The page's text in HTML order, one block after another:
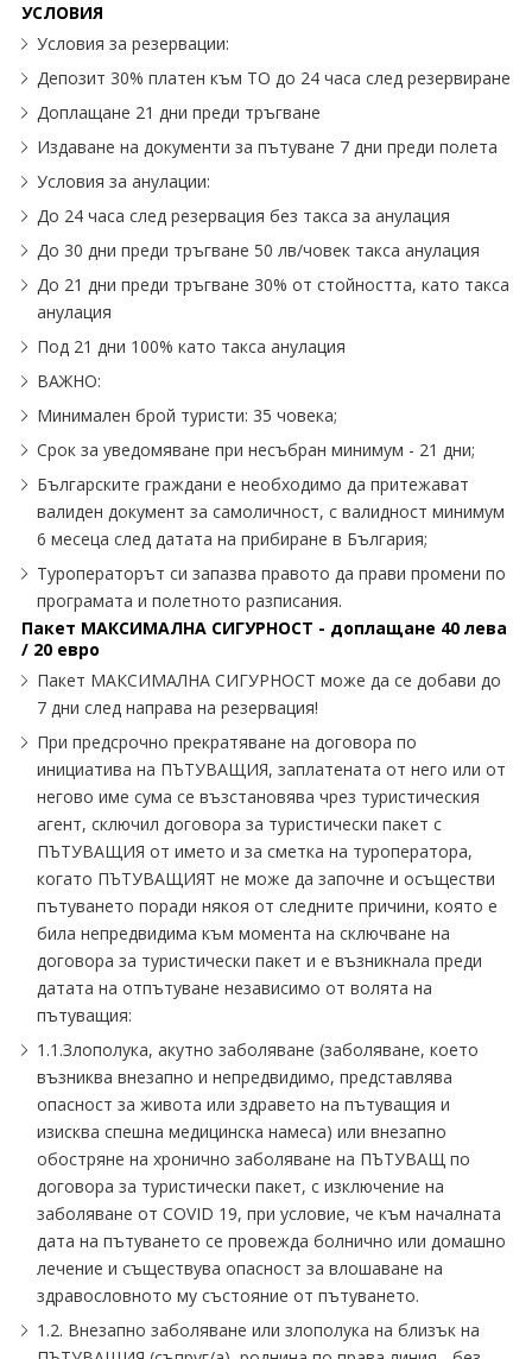
УСЛОВИЯ
Условия за резервации:
Депозит 30% платен към ТО до 24 часа след резервиране
Доплащане 21 дни преди тръгване
Издаване на документи за пътуване 7 дни преди полета
Условия за анулации:
До 24 часа след резервация без такса за анулация
До 30 дни преди тръгване 50 лв/човек такса анулация
До 21 дни преди тръгване 30% от стойността, като такса
анулация
Под 21 дни 100% като такса анулация
ВАЖНО:
Минимален брой туристи: 35 човека;
Срок за уведомяване при несъбран минимум - 21 дни;
Българските граждани е необходимо да притежават
валиден документ за самоличност, с валидност минимум
6 месеца след датата на прибиране в България;
Туроператорът си запазва правото да прави промени по
програмата и полетното разписания.
Пакет МАКСИМАЛНА СИГУРНОСТ - доплащане 40 лева
/ 20 евро
Пакет МАКСИМАЛНА СИГУРНОСТ може да се добави до
7 дни след направа на резервация!
При предсрочно прекратяване на договора по
инициатива на ПЪТУВАЩИЯ, заплатената от него или от
негово име сума се възстановява чрез туристическия
агент, сключил договора за туристически пакет с
ПЪТУВАЩИЯ от името и за сметка на туроператора,
когато ПЪТУВАЩИЯТ не може да започне и осъществи
пътуването поради някоя от следните причини, която е
била непредвидима към момента на сключване на
договора за туристически пакет и е възникнала преди
датата на отпътуване независимо от волята на
пътуващия:
1.1.Злополука, акутно заболяване (заболяване, което
възниква внезапно и непредвидимо, представлява
опасност за живота или здравето на пътуващия и
изисква спешна медицинска намеса) или внезапно
обостряне на хронично заболяване на ПЪТУВАЩ по
договора за туристически пакет, с изключение на
заболяване от COVID 19, при условие, че към началната
дата на пътуването се провежда болнично или домашно
лечение и съществува опасност за влошаване на
здравословното му състояние от пътуването.
1.2. Внезапно заболяване или злополука на близък на